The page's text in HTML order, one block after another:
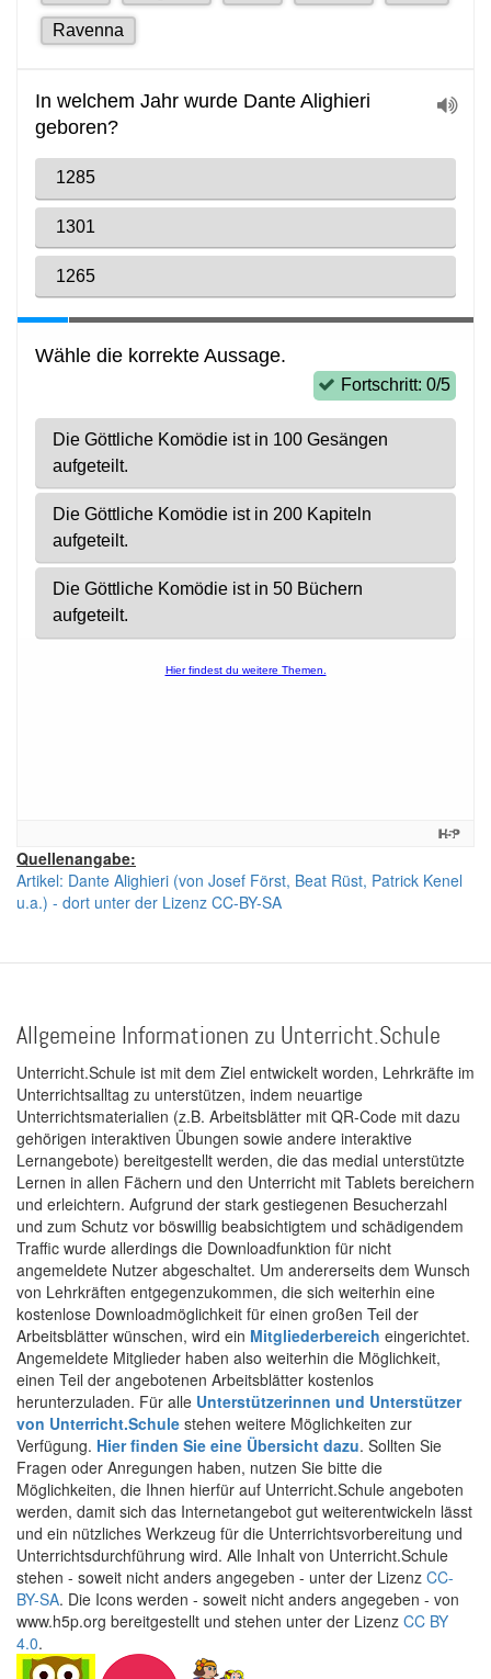
Quellenangabe:
Artikel: Dante Alighieri (von Josef Först, Beat Rüst, Patrick Kenel
u.a.) - dort unter der Lizenz CC-BY-SA
Allgemeine Informationen zu Unterricht.Schule
Unterricht.Schule ist mit dem Ziel entwickelt worden, Lehrkräfte im
Unterrichtsalltag zu unterstützen, indem neuartige
Unterrichtsmaterialien (z.B. Arbeitsblätter mit QR-Code mit dazu
gehörigen interaktiven Übungen sowie andere interaktive
Lernangebote) bereitgestellt werden, die das medial unterstützte
Lernen in allen Fächern und den Unterricht mit Tablets bereichern
und erleichtern. Aufgrund der stark gestiegenen Besucherzahl
und zum Schutz vor böswillig beabsichtigtem und schädigendem
Traffic wurde allerdings die Downloadfunktion für nicht
angemeldete Nutzer abgeschaltet. Um andererseits dem Wunsch
von Lehrkräften entgegenzukommen, die sich weiterhin eine
kostenlose Downloadmöglichkeit für einen großen Teil der
Arbeitsblätter wünschen, wird ein Mitgliederbereich eingerichtet.
Angemeldete Mitglieder haben also weiterhin die Möglichkeit,
einen Teil der angebotenen Arbeitsblätter kostenlos
herunterzuladen. Für alle Unterstützerinnen und Unterstützer
von Unterricht.Schule stehen weitere Möglichkeiten zur
Verfügung. Hier finden Sie eine Übersicht dazu. Sollten Sie
Fragen oder Anregungen haben, nutzen Sie bitte die
Möglichkeiten, die Ihnen hierfür auf Unterricht.Schule angeboten
werden, damit sich das Internetangebot gut weiterentwickeln lässt
und ein nützliches Werkzeug für die Unterrichtsvorbereitung und
Unterrichtsdurchführung wird. Alle Inhalt von Unterricht.Schule
stehen - soweit nicht anders angegeben - unter der Lizenz CC-
BY-SA. Die Icons werden - soweit nicht anders angegeben - von
www.h5p.org bereitgestellt und stehen unter der Lizenz CC BY
4.0.